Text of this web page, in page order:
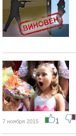
7 ноября 2015 1